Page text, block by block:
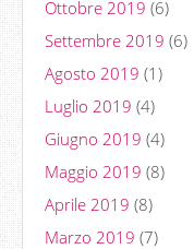
Ottobre 2019 (6)
Settembre 2019 (6)
Agosto 2019 (1)
Luglio 2019 (4)
Giugno 2019 (4)
Maggio 2019 (8)
Aprile 2019 (8)
Marzo 2019 (7)